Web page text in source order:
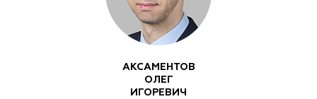
АКСАМЕНТОВ
ОЛЕГ
ИГОРЕВИЧ